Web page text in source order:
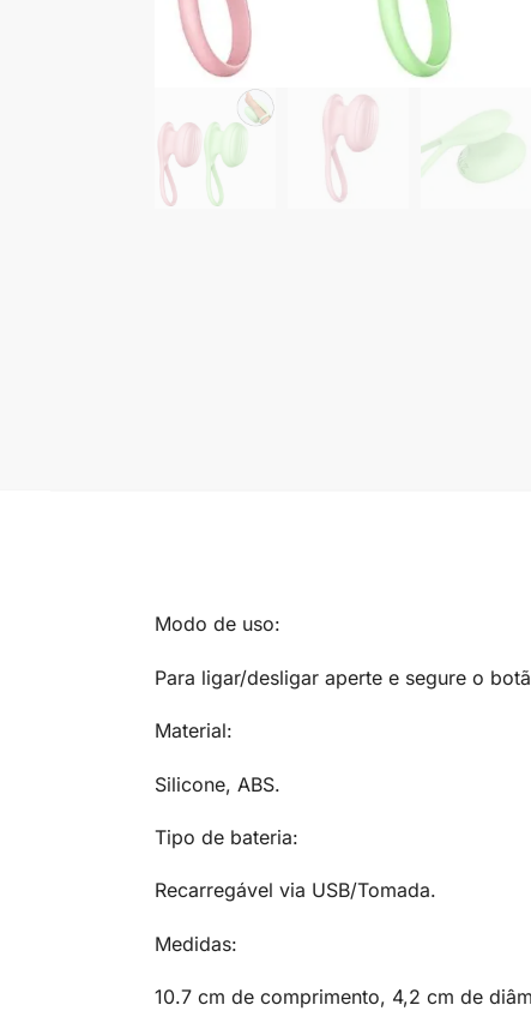
Modo de uso:
Para ligar/desligar aperte e segure o
Material:
Silicone, ABS.
Tipo de bateria:
Recarregável via USB/Tomada.
Medidas:
10.7 cm de comprimento, 4,2 cm de